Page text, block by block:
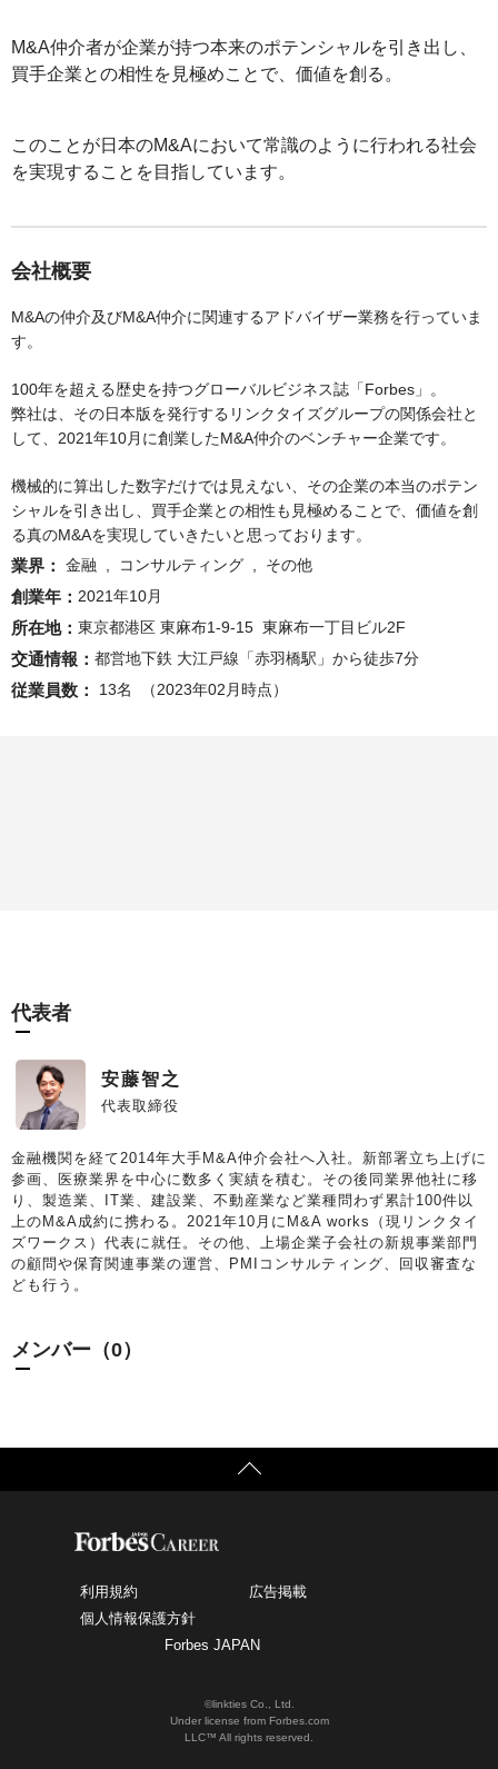
M&A仲介者が企業が持つ本来のポテンシャルを引き出し、
買手企業との相性を見極めことで、価値を創る。
このことが日本のM&Aにおいて常識のように行われる社会
を実現することを目指しています。
会社概要
M&Aの仲介及びM&A仲介に関連するアドバイザー業務を行っていま
す。
100年を超える歴史を持つグローバルビジネス誌「Forbes」。
弊社は、その日本版を発行するリンクタイズグループの関係会社と
して、2021年10月に創業したM&A仲介のベンチャー企業です。
機械的に算出した数字だけでは見えない、その企業の本当のポテン
シャルを引き出し、買手企業との相性も見極めることで、価値を創
る真のM&Aを実現していきたいと思っております。
業界： 金融 コンサルティング その他
創業年： 2021年10月
所在地： 東京都港区 東麻布1-9-15  東麻布一丁目ビル2F
交通情報： 都営地下鉄 大江戸線「赤羽橋駅」から徒歩7分
従業員数： 13名 （2023年02月時点）
代表者
安藤智之
代表取締役
金融機関を経て2014年大手M&A仲介会社へ入社。新部署立ち上げに
参画、医療業界を中心に数多く実績を積む。その後同業界他社に移
り、製造業、IT業、建設業、不動産業など業種問わず累計100件以
上のM&A成約に携わる。2021年10月にM&A works（現リンクタイ
ズワークス）代表に就任。その他、上場企業子会社の新規事業部門
の顧問や保育関連事業の運営、PMIコンサルティング、回収審査な
ども行う。
メンバー（0）
利用規約
広告掲載
個人情報保護方針
Forbes JAPAN
©linkties Co., Ltd.
Under license from Forbes.com
LLC™ All rights reserved.